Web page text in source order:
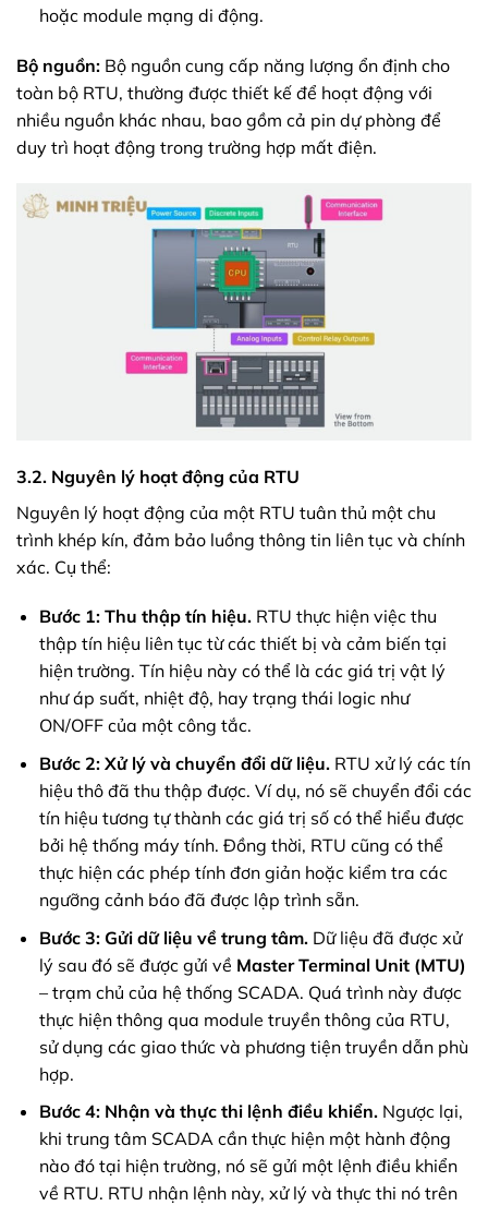
hoặc module mạng di động.
Bộ nguồn: Bộ nguồn cung cấp năng lượng ổn định cho
toàn bộ RTU, thường được thiết kế để hoạt động với
nhiều nguồn khác nhau, bao gồm cả pin dự phòng để
duy trì hoạt động trong trường hợp mất điện.
3.2. Nguyên lý hoạt động của RTU
Nguyên lý hoạt động của một RTU tuân thủ một chu
trình khép kín, đảm bảo luồng thông tin liên tục và chính
xác. Cụ thể:
Bước 1: Thu thập tín hiệu.RTU thực hiện việc thu
thập tín hiệu liên tục từ các thiết bị và cảm biến tại
hiện trường. Tín hiệu này có thể là các giá trị vật lý
như áp suất, nhiệt độ, hay trạng thái logic như
ON/OFF của một công tắc.
Bước 2: Xử lý và chuyển đổi dữ liệu.RTU xử lý các tín
hiệu thô đã thu thập được. Ví dụ, nó sẽ chuyển đổi các
tín hiệu tương tự thành các giá trị số có thể hiểu được
bởi hệ thống máy tính. Đồng thời, RTU cũng có thể
thực hiện các phép tính đơn giản hoặc kiểm tra các
ngưỡng cảnh báo đã được lập trình sẵn.
Bước 3: Gửi dữ liệu về trung tâm.Dữ liệu đã được xử
lý sau đó sẽ được gửi về Master Terminal Unit (MTU)
– trạm chủ của hệ thống SCADA. Quá trình này được
thực hiện thông qua module truyền thông của RTU,
sử dụng các giao thức và phương tiện truyền dẫn phù
hợp.
Bước 4: Nhận và thực thi lệnh điều khiển.Ngược lại,
khi trung tâm SCADA cần thực hiện một hành động
nào đó tại hiện trường, nó sẽ gửi một lệnh điều khiển
về RTU. RTU nhận lệnh này, xử lý và thực thi nó trên